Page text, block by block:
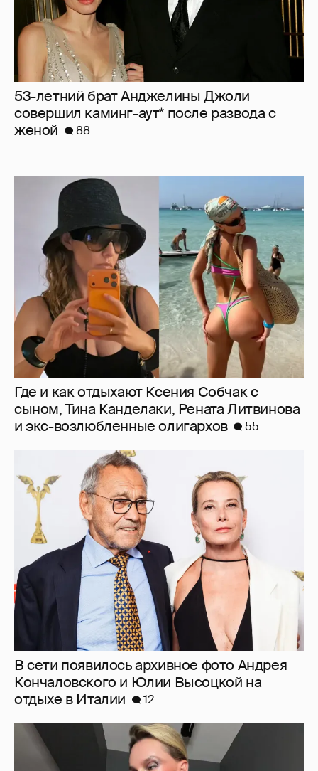
53-летний брат Анджелины Джоли
совершил каминг-аут* после развода с
женой
88
Где и как отдыхают Ксения Собчак с
сыном, Тина Канделаки, Рената Литвинова
и экс-возлюбленные олигархов
55
В сети появилось архивное фото Андрея
Кончаловского и Юлии Высоцкой на
отдыхе в Италии
12